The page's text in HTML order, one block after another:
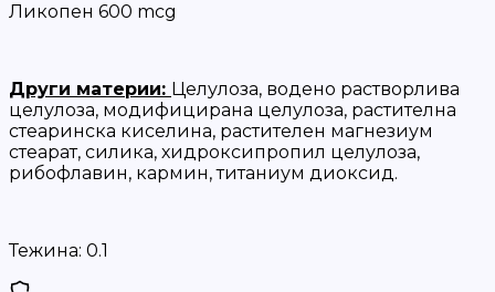
Ликопен 600 mcg
Други материи: Целулоза, водено растворлива
целулоза, модифицирана целулоза, растителна
стеаринска киселина, растителен магнезиум
стеарат, силика, хидроксипропил целулоза,
рибофлавин, кармин, титаниум диоксид.
Тежина: 0.1